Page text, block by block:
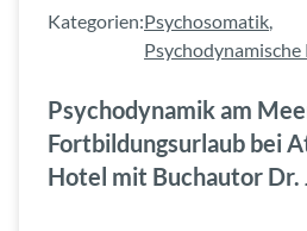
Kategorien:Psychosomatik,
Psychodynamik am
Fortbildungsurlaub bei
Hotel mit Buchautor Dr.